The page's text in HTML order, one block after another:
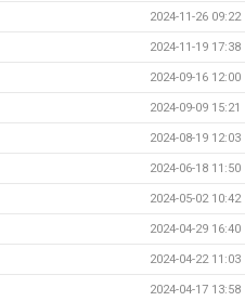
2024-11-26 09:22
2024-11-19 17:38
2024-09-16 12:00
2024-09-09 15:21
2024-08-19 12:03
2024-06-18 11:50
2024-05-02 10:42
2024-04-29 16:40
2024-04-22 11:03
2024-04-17 13:58